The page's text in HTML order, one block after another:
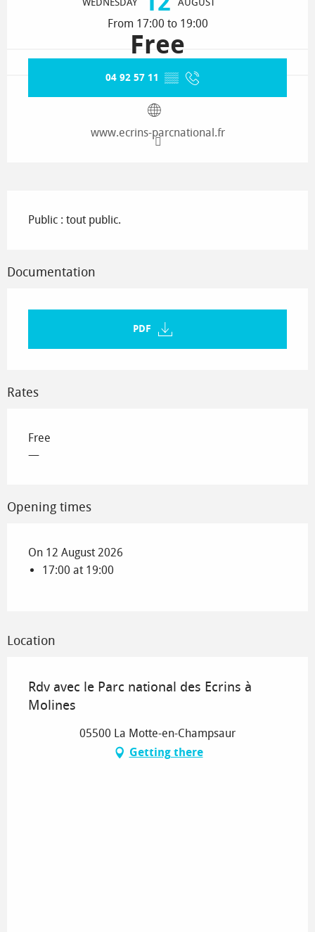
From 17:00 to 19:00
Free
04 92 57 11 ▒▒
www.ecrins-parcnational.fr
Public : tout public.
Documentation
PDF
Rates
Free
—
Opening times
On 12 August 2026
17:00 at 19:00
Location
Rdv avec le Parc national des Ecrins à
Molines
05500 La Motte-en-Champsaur
Getting there